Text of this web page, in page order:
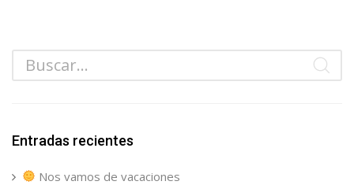
Entradas recientes
Nos vamos de vacaciones